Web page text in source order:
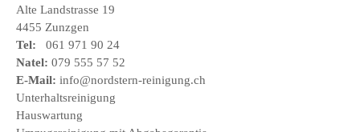
Alte Landstrasse 19
4455 Zunzgen
Tel: 061 971 90 24
Natel: 079 555 57 52
E-Mail: info@nordstern-reinigung.ch
Unterhaltsreinigung
Hauswartung